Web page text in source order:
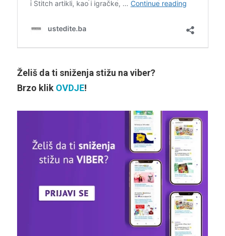
Želiš da ti sniženja stižu na viber?
Brzo klik OVDJE!